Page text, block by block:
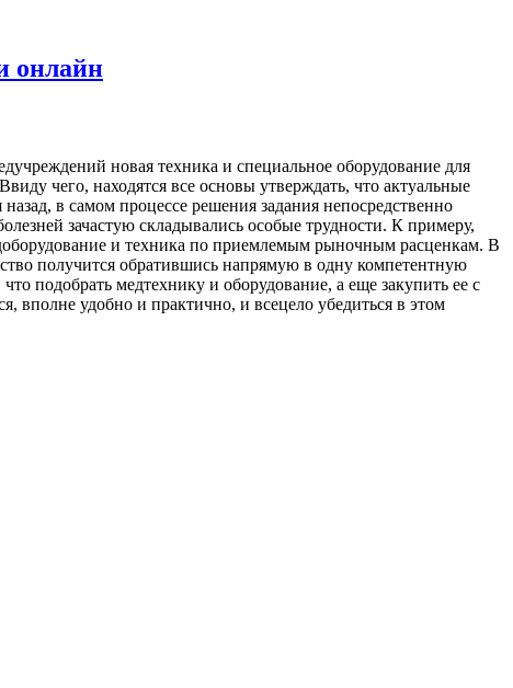
онлайн
новая техника и специальное оборудование для
чего, находятся все основы утверждать, что актуальные
в самом процессе решения задания непосредственно
зачастую складывались особые трудности. К примеру,
и техника по приемлемым рыночным расценкам. В
получится обратившись напрямую в одну компетентную
подобрать медтехнику и оборудование, а еще закупить ее с
вполне удобно и практично, и всецело убедиться в этом